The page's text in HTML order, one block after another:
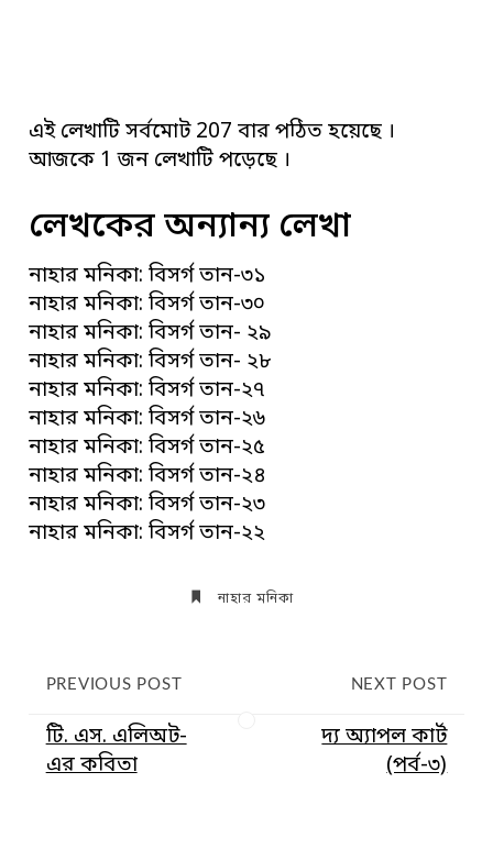
এই লেখাটি সর্বমোট 207 বার পঠিত হয়েছে ।
আজকে 1 জন লেখাটি পড়েছে ।
লেখকের অন্যান্য লেখা
নাহার মনিকা: বিসর্গ তান-৩১
নাহার মনিকা: বিসর্গ তান-৩০
নাহার মনিকা: বিসর্গ তান- ২৯
নাহার মনিকা: বিসর্গ তান- ২৮
নাহার মনিকা: বিসর্গ তান-২৭
নাহার মনিকা: বিসর্গ তান-২৬
নাহার মনিকা: বিসর্গ তান-২৫
নাহার মনিকা: বিসর্গ তান-২৪
নাহার মনিকা: বিসর্গ তান-২৩
নাহার মনিকা: বিসর্গ তান-২২
নাহার মনিকা
PREVIOUS POST
টি. এস. এলিঅট-
এর কবিতা
NEXT POST
দ্য অ্যাপল কার্ট
(পর্ব-৩)